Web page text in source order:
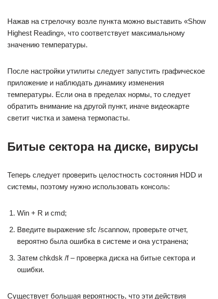
Нажав на стрелочку возле пункта можно выставить «Show
Highest Reading», что соответствует максимальному
значению температуры.
После настройки утилиты следует запустить графическое
приложение и наблюдать динамику изменения
температуры. Если она в пределах нормы, то следует
обратить внимание на другой пункт, иначе видеокарте
светит чистка и замена термопасты.
Битые сектора на диске, вирусы
Теперь следует проверить целостность состояния HDD и
системы, поэтому нужно использовать консоль:
Win + R и cmd;
Введите выражение sfc /scannow, проверьте отчет,
вероятно была ошибка в системе и она устранена;
Затем chkdsk /f – проверка диска на битые сектора и
ошибки.
Существует большая вероятность, что эти действия